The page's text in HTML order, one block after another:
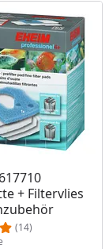
+ Filtervlies
(14)